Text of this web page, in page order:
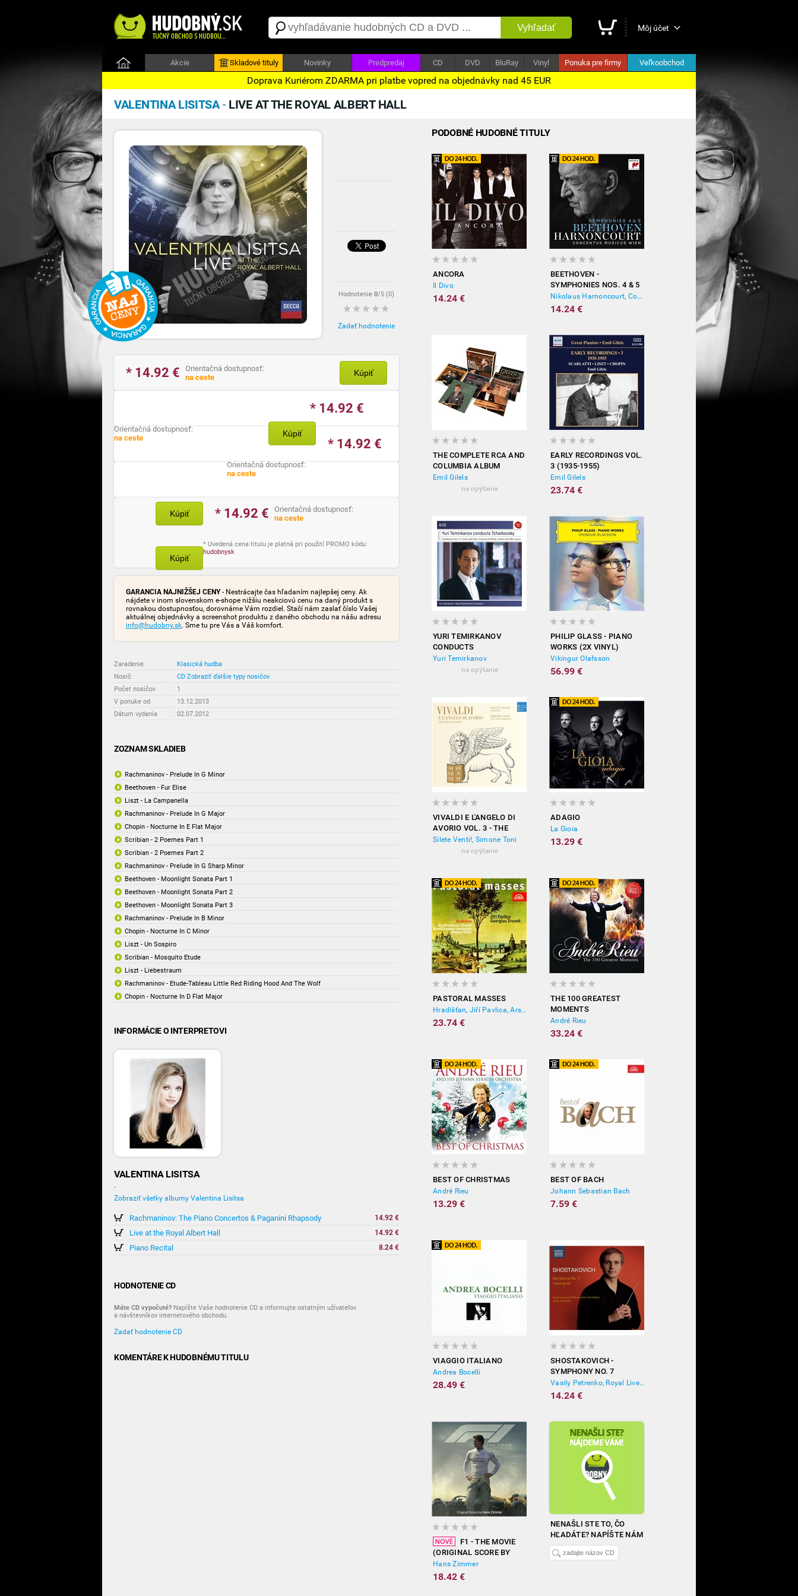
Vyhľadať Môj účet
Akcie Skladové tituly Novinky Predpredaj CD DVD BluRay Vinyl Ponuka pre firmy Veľkoobchod
Doprava Kuriérom ZDARMA pri platbe vopred na objednávky nad 45 EUR
VALENTINA LISITSA- LIVE AT THE ROYAL ALBERT HALL
Hodnotenie 0/5 (0)
Zadať hodnotenie
* 14.92 €
Orientačná dostupnosť:
na ceste
Kúpiť
* 14.92 €
Orientačná dostupnosť:
na ceste
Kúpiť
* 14.92 €
Orientačná dostupnosť:
na ceste
Kúpiť * 14.92 €
Orientačná dostupnosť:
na ceste
Kúpiť
* Uvedená cena titulu je platná pri použití PROMO kódu:
hudobnysk
GARANCIA NAJNIŽŠEJ CENY- Nestrácajte čas hľadaním najlepšej ceny. Ak
nájdete v inom slovenskom e-shope nižšiu neakciovú cenu na daný produkt s
rovnakou dostupnosťou, dorovnáme Vám rozdiel. Stačí nám zaslať číslo Vašej
aktuálnej objednávky a screenshot produktu z daného obchodu na nášu adresu
info@hudobny.sk. Sme tu pre Vás a Váš komfort.
Zaradenie : Klasická hudba
Nosič
: CD Zobraziť ďalšie typy nosičov
Počet nosičov
: 1
V ponuke od
: 13.12.2013
Dátum vydania
: 02.07.2012
ZOZNAM SKLADIEB
Rachmaninov - Prelude In G Minor
Beethoven - Fur Elise
Liszt - La Campanella
Rachmaninov - Prelude In G Major
Chopin - Nocturne In E Flat Major
Scribian - 2 Poemes Part 1
Scribian - 2 Poemes Part 2
Rachmaninov - Prelude In G Sharp Minor
Beethoven - Moonlight Sonata Part 1
Beethoven - Moonlight Sonata Part 2
Beethoven - Moonlight Sonata Part 3
Rachmaninov - Prelude In B Minor
Chopin - Nocturne In C Minor
Liszt - Un Sospiro
Scribian - Mosquito Etude
Liszt - Liebestraum
Rachmaninov - Etude-Tableau Little Red Riding Hood And The Wolf
Chopin - Nocturne In D Flat Major
INFORMÁCIE O INTERPRETOVI
VALENTINA LISITSA
-
Zobraziť všetky albumy Valentina Lisitsa
Rachmaninov: The Piano Concertos & Paganini Rhapsody 14.92 €
Live at the Royal Albert Hall 14.92 €
Piano Recital 8.24 €
HODNOTENIE CD
Máte CD vypočuté? Napíšte Vaše hodnotenie CD a informujte ostatným užívateľov
a návštevníkov internetového obchodu.
Zadať hodnotenie CD
KOMENTÁRE K HUDOBNÉMU TITULU
PODOBNÉ HUDOBNÉ TITULY
ANCORA
Il Divo
14.24 €
BEETHOVEN -
SYMPHONIES NOS. 4 & 5
Nikolaus Harnoncourt, Concentus Musicus Wien
14.24 €
THE COMPLETE RCA AND
COLUMBIA ALBUM
COLLECTION
Emil Gilels
na opýtanie
EARLY RECORDINGS VOL.
3 (1935-1955)
Emil Gilels
23.74 €
YURI TEMIRKANOV
CONDUCTS
TCHAIKOVSKY -
SYMPHONIES NO. 1-6
Yuri Temirkanov
na opýtanie
PHILIP GLASS - PIANO
WORKS (2X VINYL)
Vikingur Olafsson
56.99 €
VIVALDI E L'ANGELO DI
AVORIO VOL. 3 - THE
SOUL OF VENICE
Silete Venti!, Simone Toni
na opýtanie
ADAGIO
La Gioia
13.29 €
PASTORAL MASSES
Hradišťan, Jiří Pavlica, Ars Brunensis Chorus, Roman Válek, Brno chamber orchestra
23.74 €
THE 100 GREATEST
MOMENTS
André Rieu
33.24 €
BEST OF CHRISTMAS
André Rieu
13.29 €
BEST OF BACH
Johann Sebastian Bach
7.59 €
VIAGGIO ITALIANO
Andrea Bocelli
28.49 €
SHOSTAKOVICH -
SYMPHONY NO. 7
'LENINGRAD'
Vasily Petrenko, Royal Liverpool Philharmonic Orchestra
14.24 €
F1 - THE MOVIE
(ORIGINAL SCORE BY
HANS ZIMMER)
Hans Zimmer
18.42 €
NENAŠLI STE TO, ČO
HĽADÁTE? NAPÍŠTE NÁM